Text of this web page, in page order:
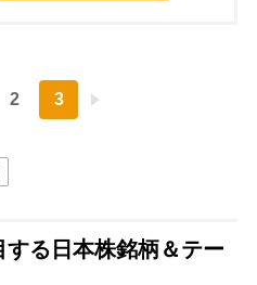
2 3
する日本株銘柄＆テー